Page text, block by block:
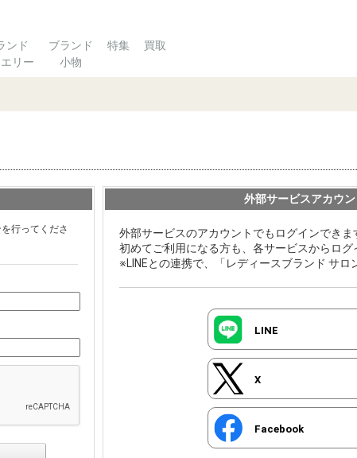
ンド
リー
ブランド
小物
特集 買取
行ってくださ
外部サービスアカウ
外部サービスのアカウントでもログインできま
初めてご利用になる方も、各サービスからログ
※LINEとの連携で、「レディースブランド サロ
LINE
X
Facebook